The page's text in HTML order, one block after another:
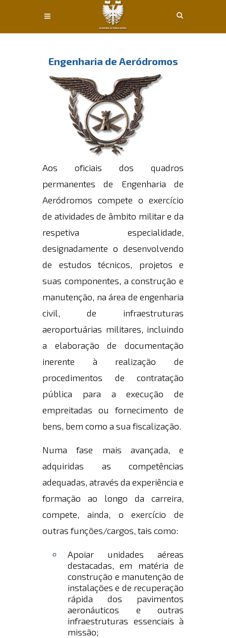
Engenharia de Aeródromos
Aos oficiais dos quadros
permanentes de Engenharia de
Aeródromos compete o exercício
de atividades de âmbito militar e da
respetiva especialidade,
designadamente o desenvolvendo
de estudos técnicos, projetos e
suas componentes, a construção e
manutenção, na área de engenharia
civil, de infraestruturas
aeroportuárias militares, incluindo
a elaboração de documentação
inerente à realização de
procedimentos de contratação
pública para a execução de
empreitadas ou fornecimento de
bens, bem como a sua fiscalização.
Numa fase mais avançada, e
adquiridas as competências
adequadas, através da experiência e
formação ao longo da carreira,
compete, ainda, o exercício de
outras funções/cargos, tais como:
Apoiar unidades aéreas
destacadas, em matéria de
construção e manutenção de
instalações e de recuperação
rápida dos pavimentos
aeronáuticos e outras
infraestruturas essenciais à
missão;